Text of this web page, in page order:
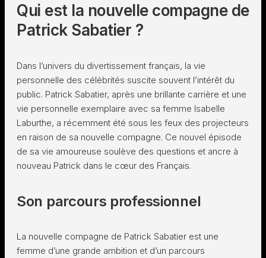
Qui est la nouvelle compagne de
Patrick Sabatier ?
Dans l’univers du divertissement français, la vie
personnelle des célébrités suscite souvent l’intérêt du
public. Patrick Sabatier, après une brillante carrière et une
vie personnelle exemplaire avec sa femme Isabelle
Laburthe, a récemment été sous les feux des projecteurs
en raison de sa nouvelle compagne. Ce nouvel épisode
de sa vie amoureuse soulève des questions et ancre à
nouveau Patrick dans le cœur des Français.
Son parcours professionnel
La nouvelle compagne de Patrick Sabatier est une
femme d’une grande ambition et d’un parcours